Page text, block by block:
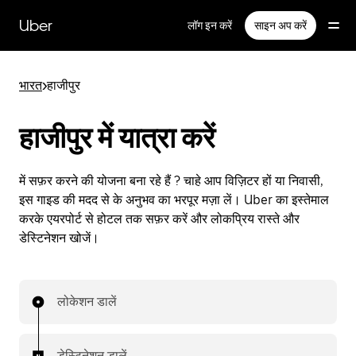
सामग्री
पर
Uber लॉग इन करें साइन अप करें
भारत>हाजीपुर
हाजीपुर में यात्रा करें
में सफ़र करने की योजना बना रहे हैं ? चाहे आप विज़िटर हों या निवासी,
इस गाइड की मदद से के अनुभव का भरपूर मज़ा लें। Uber का इस्तेमाल
करके एयरपोर्ट से होटल तक सफ़र करें और लोकप्रिय रास्ते और
डेस्टिनेशन खोजें।
लोकेशन डालें